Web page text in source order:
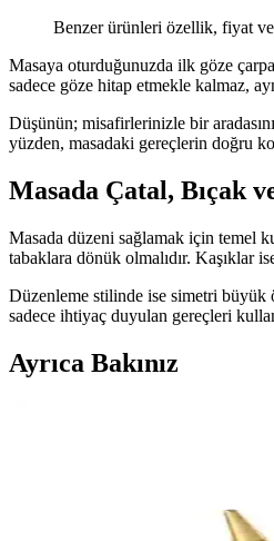
Benzer ürünleri özellik, fiyat ve
Masaya oturduğunuzda ilk göze
sadece göze hitap etmekle kalmaz,
Düşünün; misafirlerinizle bir
yüzden, masadaki gereçlerin doğru
Masada Çatal, Bıçak
Masada düzeni sağlamak için temel
tabaklara dönük olmalıdır. Kaşıklar
Düzenleme stilinde ise simetri büyük
sadece ihtiyaç duyulan gereçleri
Ayrıca Bakınız
UğurHome Etamin